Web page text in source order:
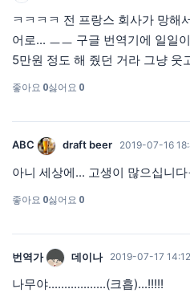
ㅋㅋㅋㅋ 전 프랑스 회사가 망해
어로... ㅡㅡ 구글 번역기에 일일
5만원 정도 해 줬던 거라 그냥 웃
좋아요 0싫어요 0
ABC draft beer 2019-07-16
아니 세상에... 고생이 많으십니다
좋아요 0싫어요 0
번역가 데이나 2019-07-17 14:12
나무야..................(크흡)...!!!!!